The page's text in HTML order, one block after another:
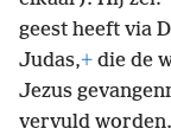
geest heeft via
Judas,+ die de
Jezus
vervuld worden.